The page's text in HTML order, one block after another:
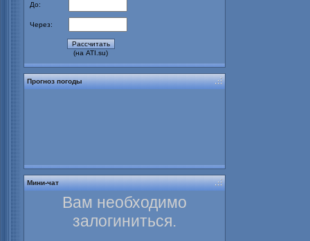
До:
Через:
(на ATI.su)
Прогноз погоды
Мини-чат
Вам необходимо
залогиниться.